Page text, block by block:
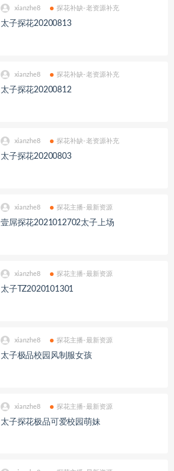
xianzhe8 探花补缺-老资源补充
太子探花20200813
xianzhe8 探花补缺-老资源补充
太子探花20200812
xianzhe8 探花补缺-老资源补充
太子探花20200803
xianzhe8 探花主播-最新资源
壹屌探花2021012702太子上场
xianzhe8 探花主播-最新资源
太子TZ2020101301
xianzhe8 探花主播-最新资源
太子极品校园风制服女孩
xianzhe8 探花主播-最新资源
太子探花极品可爱校园萌妹